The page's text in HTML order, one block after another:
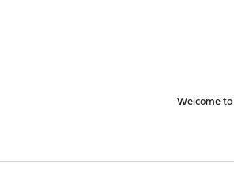
Welcome to